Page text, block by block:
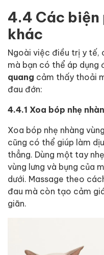
4.4 Các
khác
Ngoài việc điều trị y tế,
mà bạn có thể áp dụng
quang cảm thấy thoải
đau đớn:
4.4.1 Xoa bóp nhẹ
Xoa bóp nhẹ nhàng
cũng có thể giúp làm
thẳng. Dùng một tay
vùng lưng và bụng của
dưới. Massage theo
đau mà còn tạo cảm
giãn.